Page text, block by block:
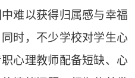
难以获得归属感与幸福
时，不少学校对学生心
心理教师配备短缺、心